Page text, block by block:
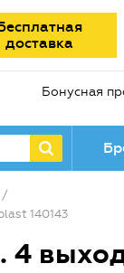
доставка
Бонусная
/
140143
4